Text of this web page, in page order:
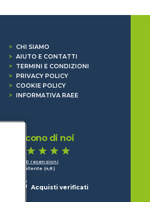
>
CHI SIAMO
> AIUTO E CONTATTI
>
TERMINI E CONDIZIONI
>
PRIVACY POLICY
>
COOKIE POLICY
>
INFORMATIVA RAEE
Dicono di noi
1.640 recensioni
Eccellente (4,8)
Acquisti verificati